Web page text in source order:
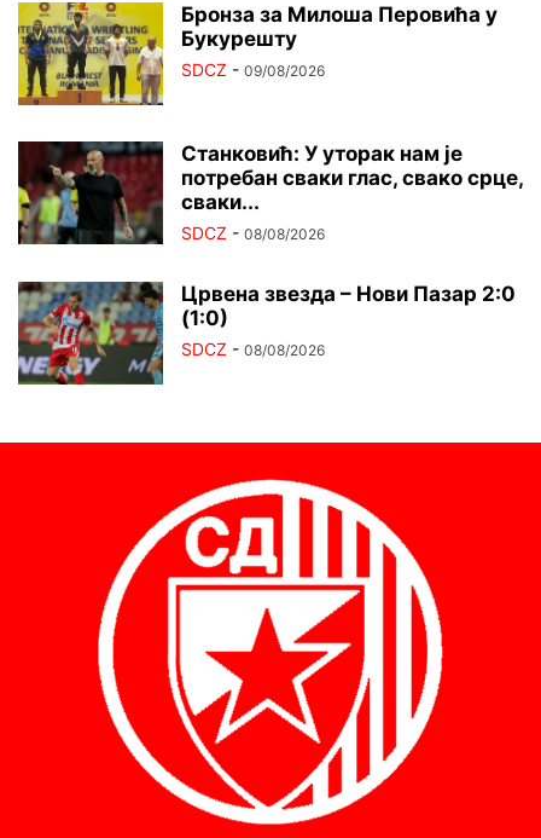
Бронза за Милоша Перовића у
Букурешту
SDCZ - 09/08/2026
Станковић: У уторак нам је
потребан сваки глас, свако срце,
сваки...
SDCZ - 08/08/2026
Црвена звезда – Нови Пазар 2:0
(1:0)
SDCZ - 08/08/2026